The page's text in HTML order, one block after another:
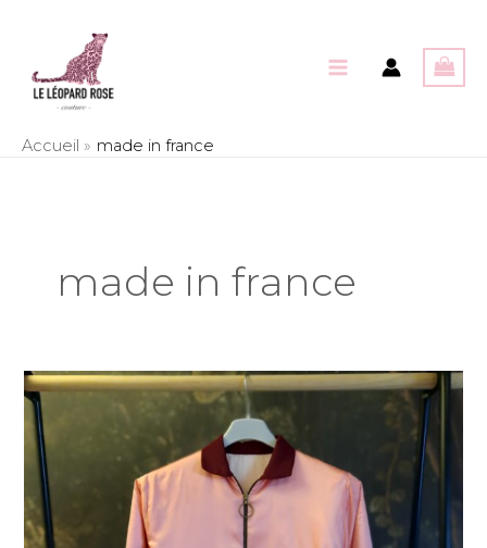
Accueil made in france
made in france
Upcycling
d’un
pyjama
en
veste
80’s
sans